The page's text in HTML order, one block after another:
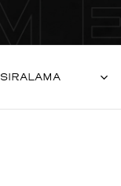
SIRALAMA